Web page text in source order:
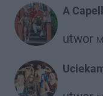
A
utwor